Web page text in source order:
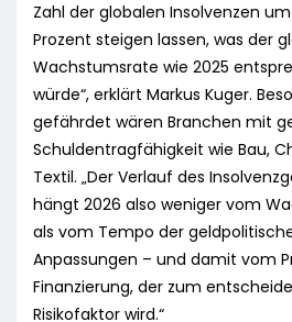
Zahl der globalen Insolvenzen
Prozent steigen lassen, was der
Wachstumsrate wie 2025
würde“, erklärt Markus Kuger.
gefährdet wären Branchen mit
Schuldentragfähigkeit wie Bau,
Textil. „Der Verlauf des
hängt 2026 also weniger vom
als vom Tempo der
Anpassungen – und damit vom
Finanzierung, der zum
Risikofaktor wird.“